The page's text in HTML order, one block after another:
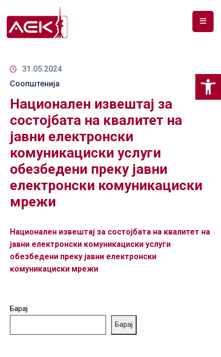
ЗА
ДОКУМЕНТИ
РФ
СПЕКТАР
ТЕЛЕКОМУНИКАЦИИ
НА
ПАЗАР
ЗА
КОРИСНИЦИ
ЈАВНИ
31.05.2024
Соопштенија
Национален извештај за
состојбата на квалитет на
јавни електронски
комуникациски услуги
обезбедени преку јавни
електронски комуникациски
мрежи
Национален извештај за состојбата на квалитет на
јавни електронски комуникациски услуги
обезбедени преку јавни електронски
комуникациски мрежи
Барај
Барај